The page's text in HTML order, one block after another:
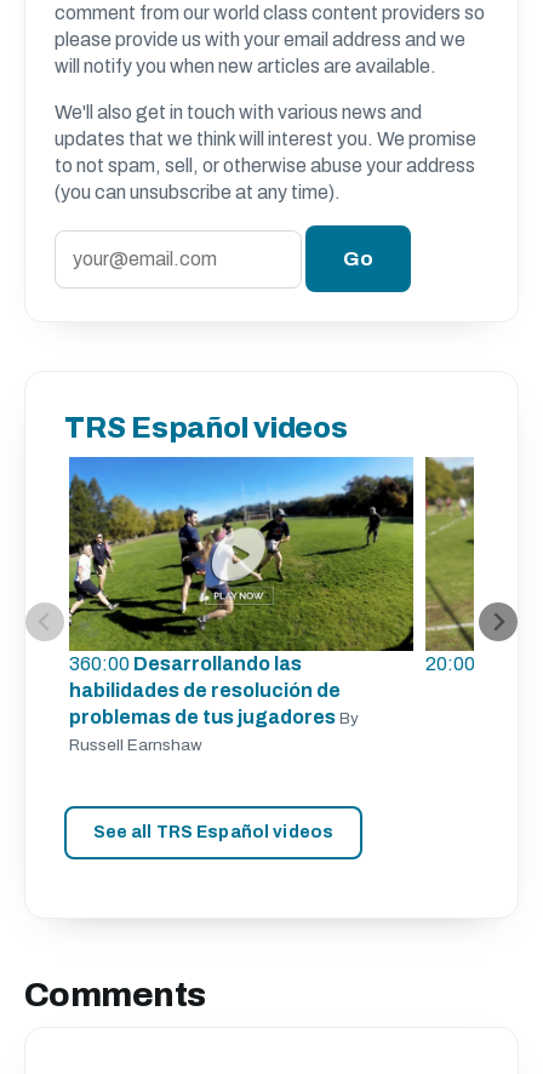
comment from our world class content providers so
please provide us with your email address and we
will notify you when new articles are available.
We'll also get in touch with various news and
updates that we think will interest you. We promise
to not spam, sell, or otherwise abuse your address
(you can unsubscribe at any time).
TRS Español videos
360:00 Desarrollando las
habilidades de resolución de
problemas de tus jugadores By
Russell Earnshaw
20:00
See all TRS Español videos
Comments